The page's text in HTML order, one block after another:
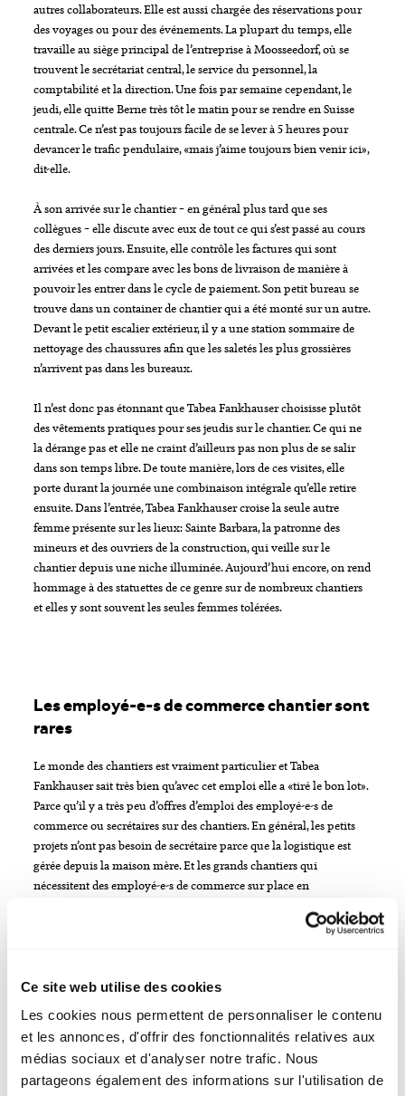
Ce site web utilise des cookies
Les cookies nous permettent de personnaliser le contenu
et les annonces, d'offrir des fonctionnalités relatives aux
médias sociaux et d'analyser notre trafic. Nous
partageons également des informations sur l'utilisation de
autres collaborateurs. Elle est aussi chargée des réservations pour
des voyages ou pour des événements. La plupart du temps, elle
travaille au siège principal de l’entreprise à Moosseedorf, où se
trouvent le secrétariat central, le service du personnel, la
comptabilité et la direction. Une fois par semaine cependant, le
jeudi, elle quitte Berne très tôt le matin pour se rendre en Suisse
centrale. Ce n’est pas toujours facile de se lever à 5 heures pour
devancer le trafic pendulaire, «mais j’aime toujours bien venir ici»,
dit-elle.
À son arrivée sur le chantier – en général plus tard que ses
collègues – elle discute avec eux de tout ce qui s’est passé au cours
des derniers jours. Ensuite, elle contrôle les factures qui sont
arrivées et les compare avec les bons de livraison de manière à
pouvoir les entrer dans le cycle de paiement. Son petit bureau se
trouve dans un container de chantier qui a été monté sur un autre.
Devant le petit escalier extérieur, il y a une station sommaire de
nettoyage des chaussures afin que les saletés les plus grossières
n’arrivent pas dans les bureaux.
Il n’est donc pas étonnant que Tabea Fankhauser choisisse plutôt
des vêtements pratiques pour ses jeudis sur le chantier. Ce qui ne
la dérange pas et elle ne craint d’ailleurs pas non plus de se salir
dans son temps libre. De toute manière, lors de ces visites, elle
porte durant la journée une combinaison intégrale qu’elle retire
ensuite. Dans l’entrée, Tabea Fankhauser croise la seule autre
femme présente sur les lieux: Sainte Barbara, la patronne des
mineurs et des ouvriers de la construction, qui veille sur le
chantier depuis une niche illuminée. Aujourd’hui encore, on rend
hommage à des statuettes de ce genre sur de nombreux chantiers
et elles y sont souvent les seules femmes tolérées.
Les employé-e-s de commerce chantier sont
rares
Le monde des chantiers est vraiment particulier et Tabea
Fankhauser sait très bien qu’avec cet emploi elle a «tiré le bon lot».
Parce qu’il y a très peu d’offres d’emploi des employé-e-s de
commerce ou secrétaires sur des chantiers. En général, les petits
projets n’ont pas besoin de secrétaire parce que la logistique est
gérée depuis la maison mère. Et les grands chantiers qui
nécessitent des employé-e-s de commerce sur place en
assainissement routier, le chantier d’un tunnel demande une
sommes pas encore là, car la géologie est actuellement un peu
problématique, autrement dit la roche est trop dure», explique
Tabea Fankhauser. La pénétration de l’eau dans les parois étant
plus forte que prévu, il a fallu mieux sécuriser la galerie, ce qui a